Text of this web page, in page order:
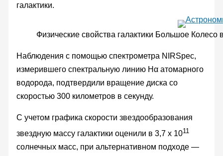
галактики.
Физические свойства галактики Большое
Наблюдения с помощью спектрометра NIRSpec,
измерившего спектральную линию Hα атомарного
водорода, подтвердили вращение диска со
скоростью 300 километров в секунду.
С учетом графика скорости звездообразования
звездную массу галактики оценили в 3,7 x 1011
солнечных масс, при альтернативном подходе —